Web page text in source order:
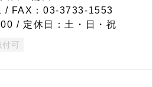
/ FAX：03-3733-1553
/ 定休日：土・日・祝
付可